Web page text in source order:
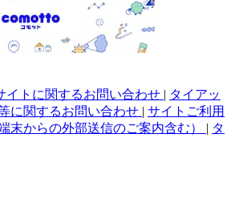
イトに関するお問い合わせ | タイアッ
に関するお問い合わせ | サイトご利用
末からの外部送信のご案内含む） | タ